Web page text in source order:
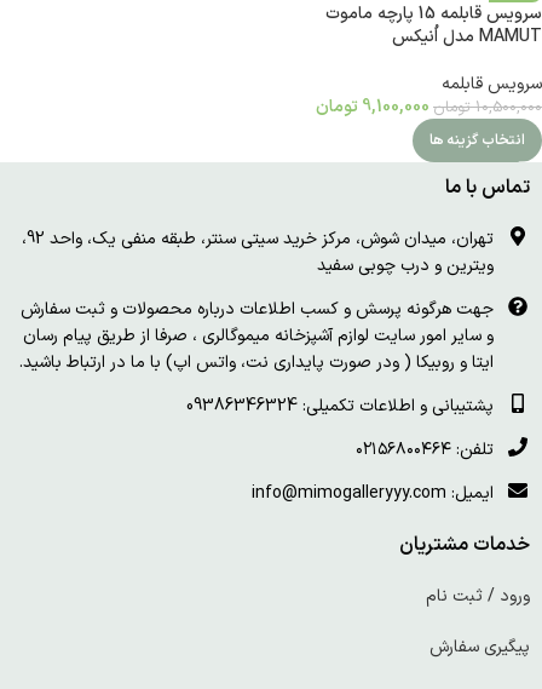
سرویس قابلمه 15 پارچه ماموت
MAMUT مدل اُنیکس
سرویس قابلمه
10,500,000 تومان 9,100,000 تومان
انتخاب گزینه ها
تماس با ما
تهران، میدان شوش، مرکز خرید سیتی سنتر، طبقه منفی یک، واحد 92،
ویترین و درب چوبی سفید
جهت هرگونه پرسش و کسب اطلاعات درباره محصولات و ثبت سفارش
و سایر امور سایت لوازم آشپزخانه میموگالری ، صرفا از طریق پیام رسان
ایتا و روبیکا ( ودر صورت پایداری نت، واتس اپ) با ما در ارتباط باشید.
پشتیبانی و اطلاعات تکمیلی: 09386346324
تلفن: ۰۲۱۵۶۸۰۰۴۶۴
ایمیل: info@mimogalleryyy.com
خدمات مشتریان
ورود / ثبت نام
پیگیری سفارش